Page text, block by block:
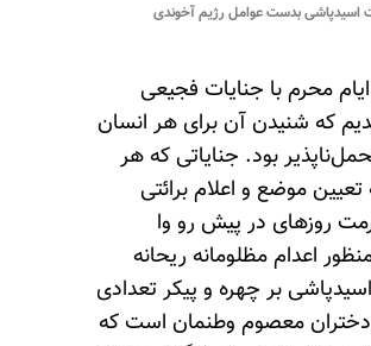
اسیدپاشی بدست عوامل رژیم آخوندی
محرم با جنایات فجیعی
که شنیدن آن برای هر انسان
بود. جنایاتی که هر
موضع و اعلام برائتی
روزهای در پیش رو وا
اعدام مظلومانه‌ ریحانه
بر چهره و پیکر تعدادی
دختران معصوم وطنمان است که